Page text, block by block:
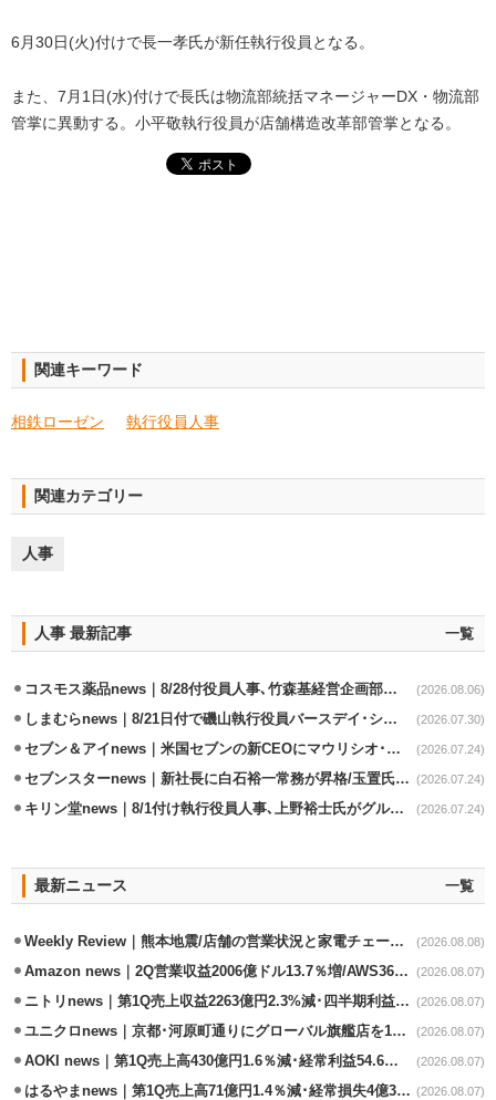
6月30日(火)付けで長一孝氏が新任執行役員となる。
また、7月1日(水)付けで長氏は物流部統括マネージャーDX・物流部
管掌に異動する。小平敬執行役員が店舗構造改革部管掌となる。
関連キーワード
相鉄ローゼン 執行役員人事
関連カテゴリー
人事
人事 最新記事 一覧
コスモス薬品news｜8/28付役員人事､竹森基経営企画部長が取締役昇格 (2026.08.06)
しまむらnews｜8/21日付で磯山執行役員バースデイ･シャンブル事業兼任 (2026.07.30)
セブン＆アイnews｜米国セブンの新CEOにマウリシオ･レイバ氏 (2026.07.24)
セブンスターnews｜新社長に白石裕一常務が昇格/玉置氏は会長専任 (2026.07.24)
キリン堂news｜8/1付け執行役員人事､上野裕士氏がグループ法務部長兼務 (2026.07.24)
最新ニュース 一覧
Weekly Review｜熊本地震/店舗の営業状況と家電チェーンの支援策 (2026.08.08)
Amazon news｜2Q営業収益2006億ドル13.7％増/AWS36.8％％増が貢献 (2026.08.07)
ニトリnews｜第1Q売上収益2263億円2.3%減･四半期利益1.4％減 (2026.08.07)
ユニクロnews｜京都･河原町通りにグローバル旗艦店を11/6開設 (2026.08.07)
AOKI news｜第1Q売上高430億円1.6％減･経常利益54.6％減 (2026.08.07)
はるやまnews｜第1Q売上高71億円1.4％減･経常損失4億3800万円 (2026.08.07)